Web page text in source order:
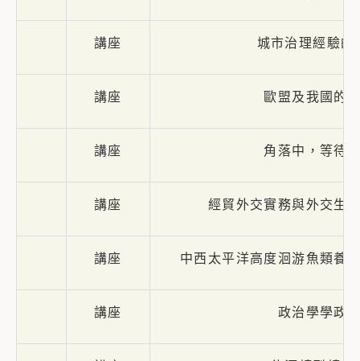
講座 城市治理經驗的
講座 歐盟及我國的
講座 角落中，等待
講座 經貿外交實務與外交生
講座 中西太平洋高度洄游魚類養
講座 政治學學政